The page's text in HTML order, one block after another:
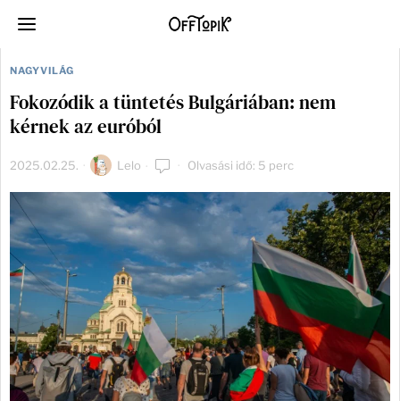
NAGYVILÁG
Fokozódik a tüntetés Bulgáriában: nem
kérnek az euróból
2025.02.25. Lelo Olvasási idő: 5 perc